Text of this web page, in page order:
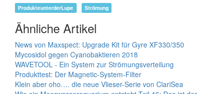
ProdukteunterderLupe Strömung
Ähnliche Artikel
News von Maxspect: Upgrade Kit für Gyre XF330/350
Mycosidol gegen Cyanobaktieren 2018
WAVETOOL - Ein System zur Strömungsverteilung
Produkttest: Der Magnetic-System-Filter
Klein aber oho…. die neue Vlieser-Serie von ClariSea